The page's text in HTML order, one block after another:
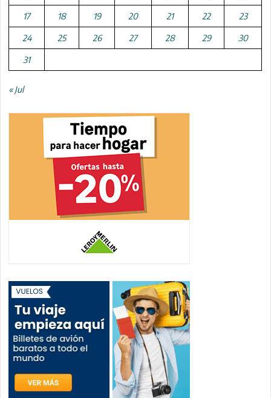
17 18 19 20 21 22 23
24 25 26 27 28 29 30
31
« Jul